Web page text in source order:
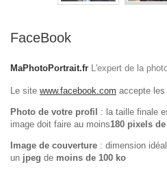
FaceBook
MaPhotoPortrait.fr L'expert de la
Le site www.facebook.com accepte les
Photo de votre profil : la taille finale
image doit faire au moins180 pixels
Image de couverture : dimension
un jpeg de moins de 100 ko